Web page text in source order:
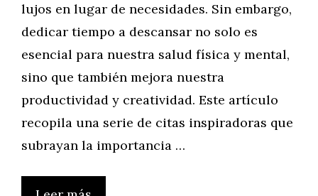
lujos en lugar de necesidades. Sin embargo,
dedicar tiempo a descansar no solo es
esencial para nuestra salud física y mental,
sino que también mejora nuestra
productividad y creatividad. Este artículo
recopila una serie de citas inspiradoras que
subrayan la importancia …